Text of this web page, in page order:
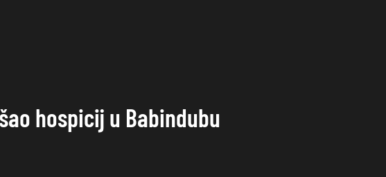
hospicij u Babindubu